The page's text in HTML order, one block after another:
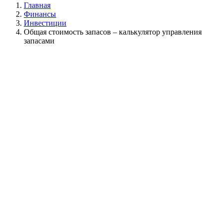
Главная
Финансы
Инвестиции
Общая стоимость запасов – калькулятор управления
запасами